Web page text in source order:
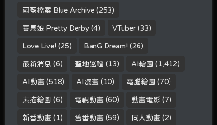
蔚藍檔案 Blue Archive (253)
賽馬娘 Pretty Derby (4) VTuber (33)
Love Live! (25) BanG Dream! (26)
最新消息 (6) 聖地巡禮 (13) AI繪圖 (1,412)
AI動畫 (518) AI漫畫 (10) 電腦繪圖 (70)
素描繪圖 (6) 電視動畫 (60) 動畫電影 (7)
新番動畫 (1) 舊番動畫 (59) 同人動畫 (2)